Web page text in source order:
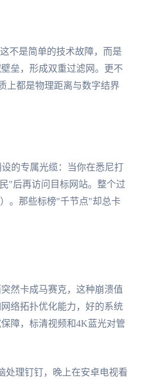
不是简单的技术故障，而是
垒，形成双重过滤网。更不
上都是物理距离与数字结界
的专属光缆：当你在悉尼打
"后再访问目标网站。整个过
。那些标榜"千节点"却总卡
然卡成马赛克，这种崩溃值
络拓扑优化能力，好的系统
障，标清视频和4K蓝光对管
处理钉钉，晚上在安卓电视看